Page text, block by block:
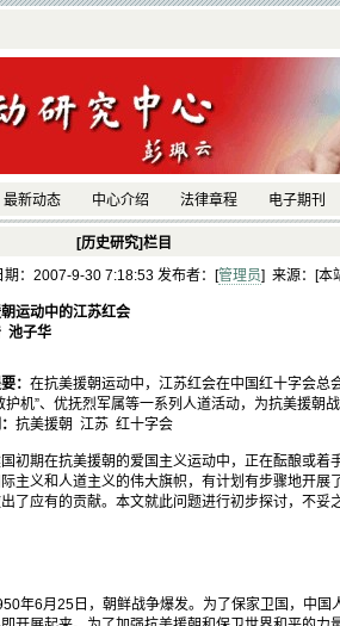
最新动态 中心介绍 法律章程 电子期刊
[历史研究]栏目
期：2007-9-30 7:18:53 发布者：[管理员] 来源：[本
运动中的江苏红会
池子华
： 在抗美援朝运动中，江苏红会在中国红十字会总
护机”、优抚烈军属等一系列人道活动，为抗美援朝
抗美援朝 江苏 红十字会
期在抗美援朝的爱国主义运动中，正在酝酿或着
主义和人道主义的伟大旗帜，有计划有步骤地开展
了应有的贡献。本文就此问题进行初步探讨，不妥
6月25日，朝鲜战争爆发。为了保家卫国，中国